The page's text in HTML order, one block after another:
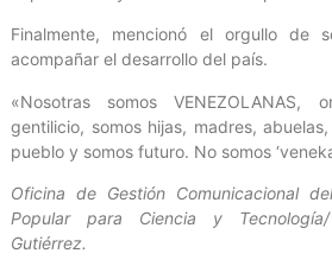
Finalmente, mencionó el orgullo de
acompañar el desarrollo del país.
«Nosotras somos VENEZOLANAS,
gentilicio, somos hijas, madres,
pueblo y somos futuro. No somos
Oficina de Gestión Comunicacional
Popular para Ciencia y Tecnología/
Gutiérrez.